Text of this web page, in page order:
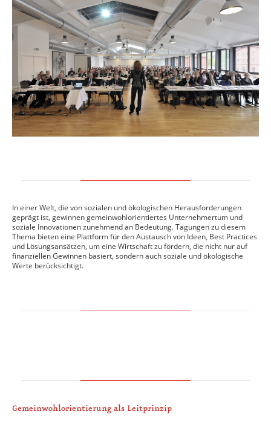
In einer Welt, die von sozialen und ökologischen Herausforderungen
geprägt ist, gewinnen gemeinwohlorientiertes Unternehmertum und
soziale Innovationen zunehmend an Bedeutung. Tagungen zu diesem
Thema bieten eine Plattform für den Austausch von Ideen, Best Practices
und Lösungsansätzen, um eine Wirtschaft zu fördern, die nicht nur auf
finanziellen Gewinnen basiert, sondern auch soziale und ökologische
Werte berücksichtigt.
Gemeinwohlorientierung als Leitprinzip